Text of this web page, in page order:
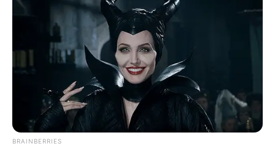
นักเขียน
อิสฺวาสุ
เชื่อในสิ่งที่เฮ็ด เฮ็ดในสิ่งที่เชื่อ
เนื้อหาที่ได้รับการโปรโมต
BRAINBERRIES